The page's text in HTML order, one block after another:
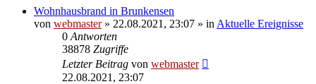
Wohnhausbrand in Brunkensen
von webmaster» 22.08.2021, 23:07 » in Aktuelle Ereignisse
0 Antworten
38878 Zugriffe
Letzter Beitrag von webmaster
22.08.2021, 23:07